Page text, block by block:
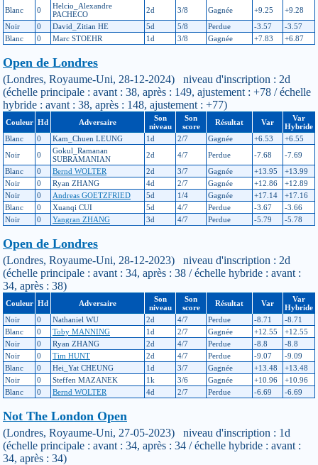
Blanc 0
Helcio_Alexandre
PACHECO
2d 3/8 Gagnée +9.25
+9.28
Noir
0 David_Zitian HE 5d 5/8 Perdue -3.57
-3.57
Blanc
0 Marc STOEHR 1d 3/8 Gagnée +7.83 +6.87
Open de Londres
(Londres, Royaume-Uni, 28-12-2024) niveau d'inscription : 2d
(échelle principale : avant : 38, après : 149, ajustement : +78 / échelle
hybride : avant : 38, après : 148, ajustement : +77)
Couleur Hd Adversaire
Son
niveau
Son
score
Résultat Var
Var
Hybride
Blanc
0 Kam_Chuen LEUNG 1d 2/7 Gagnée +6.53
+6.55
Noir
0
Gokul_Ramanan
SUBRAMANIAN
2d 4/7 Perdue -7.68
-7.69
Blanc
0 Bernd WOLTER 2d 3/7 Gagnée +13.95
+13.99
Noir
0 Ryan ZHANG 4d 2/7 Gagnée +12.86
+12.89
Noir
0 Andreas GOETZFRIED 5d 1/4 Gagnée +17.14
+17.16
Blanc
0 Xuanqi CUI 5d 4/7 Perdue -3.67
-3.66
Noir
0 Yangran ZHANG 3d 4/7 Perdue -5.79 -5.78
Open de Londres
(Londres, Royaume-Uni, 28-12-2023) niveau d'inscription : 2d
(échelle principale : avant : 34, après : 38 / échelle hybride : avant :
34, après : 38)
Couleur Hd Adversaire
Son
niveau
Son
score
Résultat Var
Var
Hybride
Noir
0 Nathaniel WU 2d 4/7 Perdue -8.71
-8.71
Blanc
0 Toby MANNING 1d 2/7 Gagnée +12.55
+12.55
Noir
0 Ryan ZHANG 2d 4/7 Perdue -8.8
-8.8
Noir
0 Tim HUNT 2d 4/7 Perdue -9.07
-9.09
Blanc
0 Hei_Yat CHEUNG 1d 3/7 Gagnée +13.48
+13.48
Noir
0 Steffen MAZANEK 1k 3/6 Gagnée +10.96
+10.96
Blanc
0 Bernd WOLTER 4d 2/7 Perdue -6.69 -6.69
Not The London Open
(Londres, Royaume-Uni, 27-05-2023) niveau d'inscription : 1d
(échelle principale : avant : 34, après : 34 / échelle hybride : avant :
34, après : 34)